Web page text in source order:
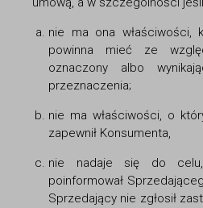
nie ma ona
powinna mieć ze
oznaczony albo
przeznaczenia;
nie ma właściwości, o
zapewnił Konsumenta,
nie nadaje się do
poinformował
Sprzedający nie zgłosił